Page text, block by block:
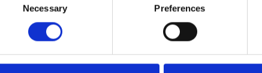
Necessary Preferences
Klaar om te
Laat me